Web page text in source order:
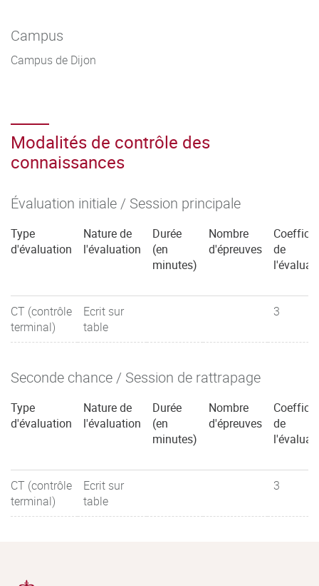
Campus
Campus de Dijon
Modalités de contrôle des
connaissances
Évaluation initiale / Session principale
Type
d'évaluation
Nature de
l'évaluation
Durée
(en
minutes)
Nombre
d'épreuves
de
CT (contrôle
terminal)
Ecrit sur
table
3
Seconde chance / Session de rattrapage
Type
d'évaluation
Nature de
l'évaluation
Durée
(en
minutes)
Nombre
d'épreuves
de
CT (contrôle
terminal)
Ecrit sur
table
3